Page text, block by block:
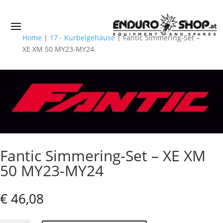
Home | 17 - Kurbelgehäuse| Fantic Simmering-Set –
XE XM 50 MY23-MY24
Fantic Simmering-Set – XE XM
50 MY23-MY24
€46,08